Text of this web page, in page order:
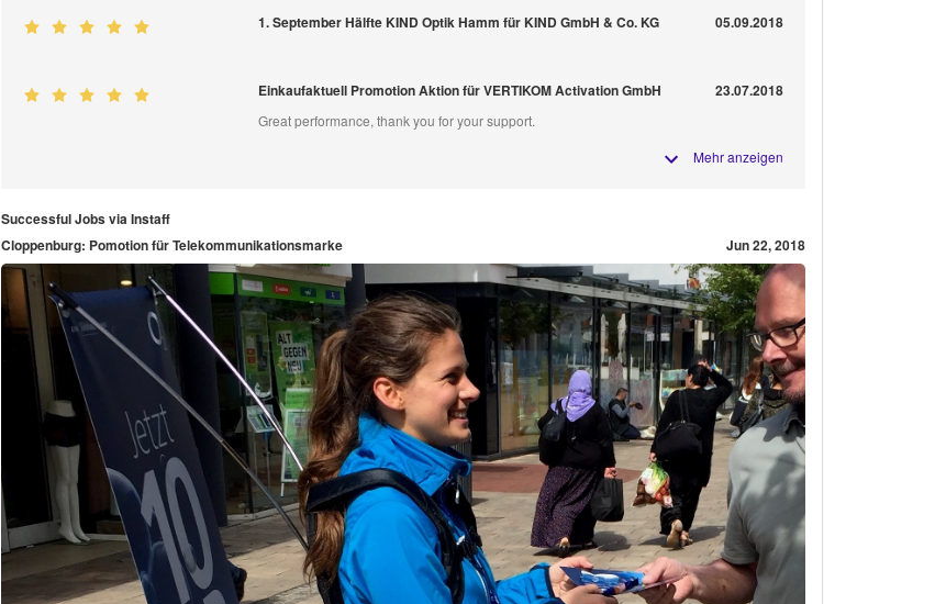
1. September Hälfte KIND Optik Hamm für KIND GmbH & Co. KG 05.09.2018
Einkaufaktuell Promotion Aktion für VERTIKOM Activation GmbH 23.07.2018
Great performance, thank you for your support.
Mehr anzeigen
Successful Jobs via Instaff
Cloppenburg: Pomotion für Telekommunikationsmarke
Jun 22, 2018